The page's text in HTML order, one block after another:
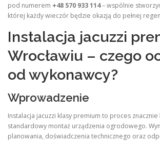
pod numerem +48 570 933 114– wspólnie
której każdy wieczór będzie okazją do pełnej
Instalacja jacuzzi
Wrocławiu – czego
od wykonawcy?
Wprowadzenie
Instalacja jacuzzi klasy premium to proces znacznie
standardowy montaż urządzenia ogrodowego.
planowania, doświadczenia technicznego oraz